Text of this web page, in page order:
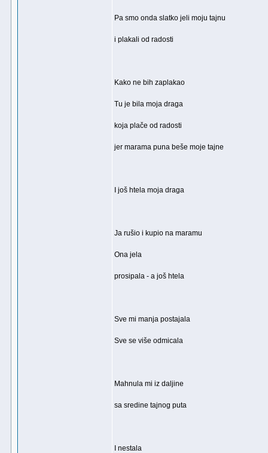
Pa smo onda slatko jeli moju tajnu
i plakali od radosti
Kako ne bih zaplakao
Tu je bila moja draga
koja plače od radosti
jer marama puna beše moje tajne
I još htela moja draga
Ja rušio i kupio na maramu
Ona jela
prosipala - a još htela
Sve mi manja postajala
Sve se više odmicala
Mahnula mi iz daljine
sa sredine tajnog puta
I nestala